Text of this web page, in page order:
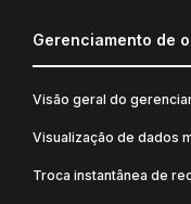
Gerenciamento de
Visão geral do
Visualização de dados
Troca instantânea de